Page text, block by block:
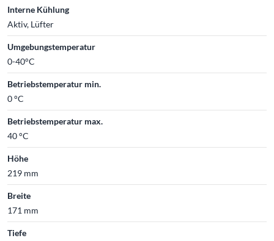
Interne Kühlung
Aktiv, Lüfter
Umgebungstemperatur
0-40°C
Betriebstemperatur min.
0 °C
Betriebstemperatur max.
40 °C
Höhe
219 mm
Breite
171 mm
Tiefe